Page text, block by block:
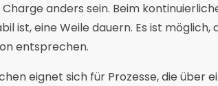
anders sein. Beim
ist, eine Weile dauern. Es ist
entsprechen.
eignet sich für Prozesse, die über